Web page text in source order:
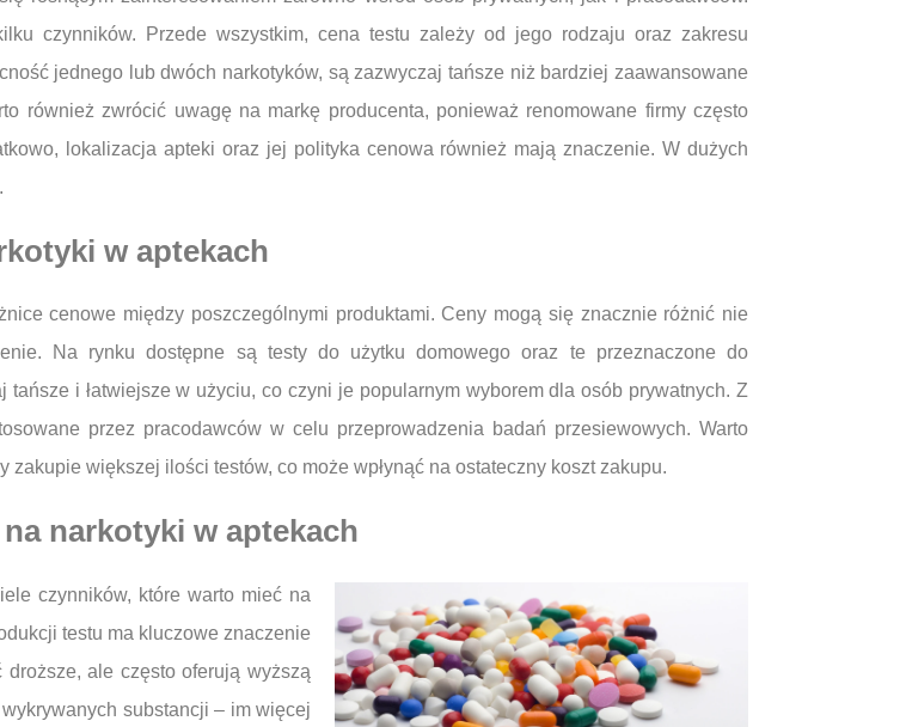
czynników. Przede wszystkim, cena testu zależy od jego rodzaju oraz zakresu
jednego lub dwóch narkotyków, są zazwyczaj tańsze niż bardziej zaawansowane
również zwrócić uwagę na markę producenta, ponieważ renomowane firmy często
lokalizacja apteki oraz jej polityka cenowa również mają znaczenie. W dużych
w aptekach
cenowe między poszczególnymi produktami. Ceny mogą się znacznie różnić nie
Na rynku dostępne są testy do użytku domowego oraz te przeznaczone do
i łatwiejsze w użyciu, co czyni je popularnym wyborem dla osób prywatnych. Z
przez pracodawców w celu przeprowadzenia badań przesiewowych. Warto
większej ilości testów, co może wpłynąć na ostateczny koszt zakupu.
narkotyki w aptekach
czynników, które warto mieć na
testu ma kluczowe znaczenie
ale często oferują wyższą
substancji – im więcej